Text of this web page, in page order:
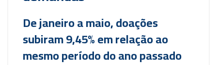
De janeiro a maio, doações
subiram 9,45% em relação ao
mesmo período do ano passado